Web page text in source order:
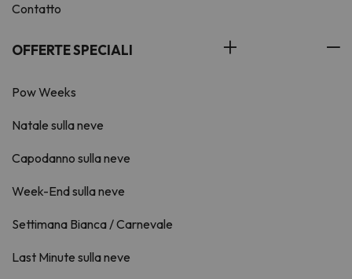
Contatto
OFFERTE SPECIALI
Pow Weeks
Natale sulla neve
Capodanno sulla neve
Week-End sulla neve
Settimana Bianca / Carnevale
Last Minute sulla neve